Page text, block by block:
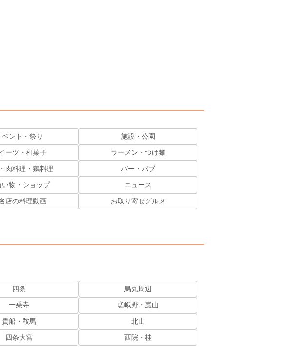
ベント・祭り 施設・公園
ーツ・和菓子 ラーメン・つけ麺
肉料理・鶏料理 バー・パブ
い物・ショップ ニュース
店の料理動画 お取り寄せグルメ
四条 烏丸周辺
一乗寺 嵯峨野・嵐山
貴船・鞍馬 北山
四条大宮 西院・桂